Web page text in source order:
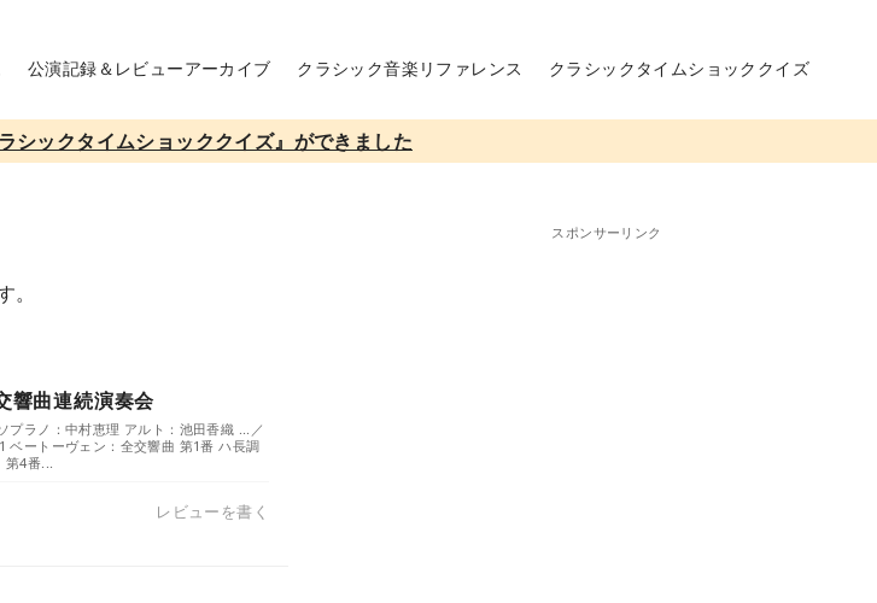
公演記録＆レビューアーカイブ クラシック音楽リファレンス クラシックタイムショッククイズ
シックタイムショッククイズ』ができました
響曲連続演奏会
プラノ：中村恵理 アルト：池田香織 ...／
ベートーヴェン：全交響曲 第1番 ハ長調
4番...
レビューを書く
スポンサーリンク